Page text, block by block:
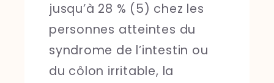
jusqu’à 28 % (5) chez les
personnes atteintes du
syndrome de l’intestin ou
du côlon irritable, la